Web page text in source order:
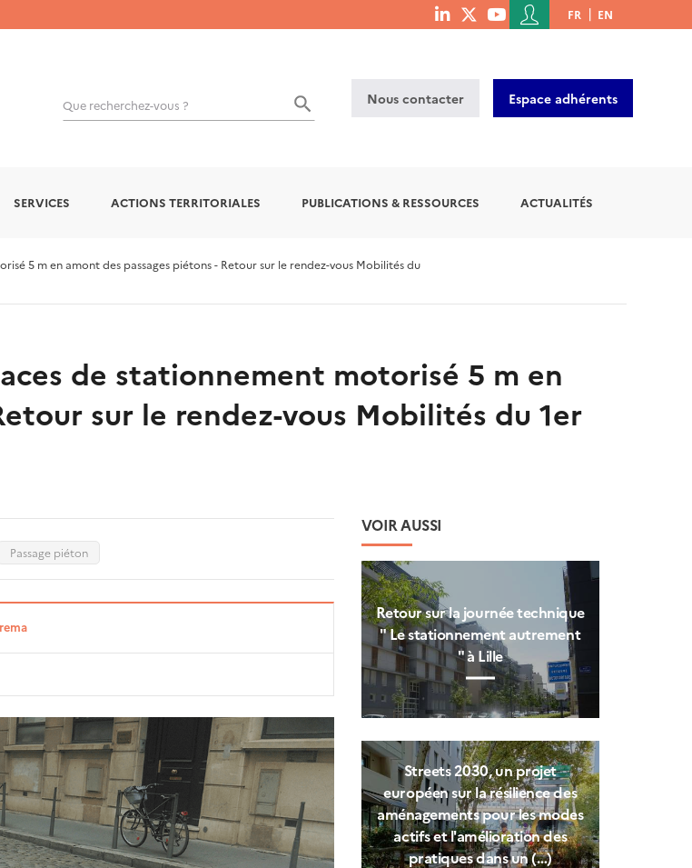
menu
Menu
du
de
l'utilisateur
FR EN
Que recherchez-vous ? Nous contacter Espace adhérents
SERVICES ACTIONS TERRITORIALES PUBLICATIONS & RESSOURCES ACTUALITÉS
5 m en amont des passages piétons - Retour sur le rendez-vous Mobilités du
de stationnement motorisé 5 m en
sur le rendez-vous Mobilités du 1er
Passage piéton
VOIR AUSSI
Retour sur la journée technique
" Le stationnement autrement
" à Lille
Streets 2030, un projet
européen sur la résilience des
aménagements pour les modes
actifs et l'amélioration des
pratiques dans un (…)